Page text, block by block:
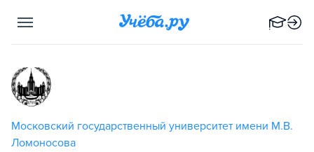
Московский государственный университет имени М.В.
Ломоносова